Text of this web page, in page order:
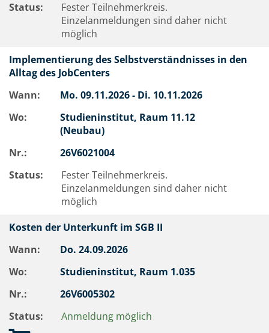
Status:
Fester Teilnehmerkreis.
Einzelanmeldungen sind daher nicht
möglich
Implementierung des Selbstverständnisses in den
Alltag des JobCenters
Wann:
Mo. 09.11.2026 - Di. 10.11.2026
Wo:
Studieninstitut, Raum 11.12
(Neubau)
Nr.:
26V6021004
Status:
Fester Teilnehmerkreis.
Einzelanmeldungen sind daher nicht
möglich
Kosten der Unterkunft im SGB II
Wann:
Do. 24.09.2026
Wo:
Studieninstitut, Raum 1.035
Nr.:
26V6005302
Status:
Anmeldung möglich